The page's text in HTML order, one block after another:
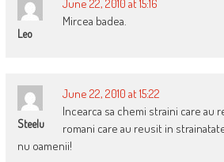
Leo
June 22, 2010 at 15:16
Mircea badea.
Steelu
June 22, 2010 at 15:22
Incearca sa chemi straini care au
romani care au reusit in
nu oamenii!